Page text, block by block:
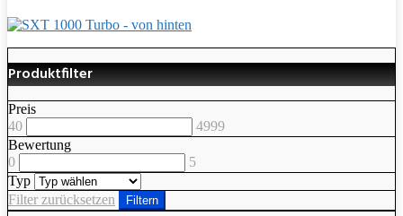
Produktfilter
Preis
40
4999
Bewertung
0
5
Typ
Filter zurücksetzen
Filtern